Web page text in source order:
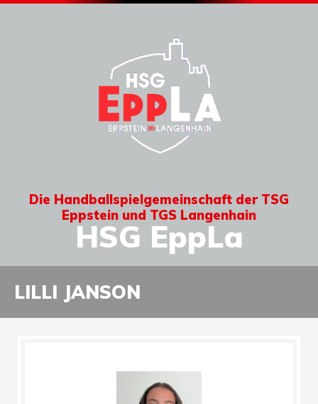
Die Handballspielgemeinschaft der TSG
Eppstein und TGS Langenhain
HSG EppLa
LILLI JANSON